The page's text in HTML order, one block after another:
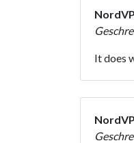
It does